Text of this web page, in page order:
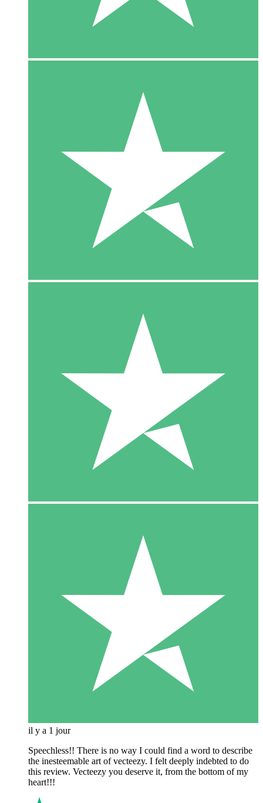
il y a 1 jour
Speechless!! There is no way I could find a word to describe
the inesteemable art of vecteezy. I felt deeply indebted to do
this review. Vecteezy you deserve it, from the bottom of my
heart!!!